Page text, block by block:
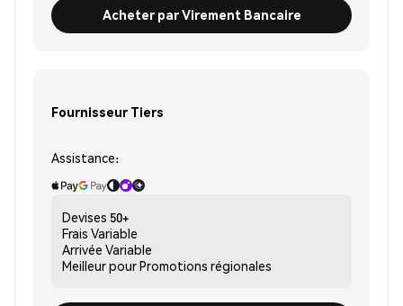
Acheter par Virement Bancaire
Fournisseur Tiers
Assistance:
Devises 50+
Frais Variable
Arrivée Variable
Meilleur pourPromotions régionales